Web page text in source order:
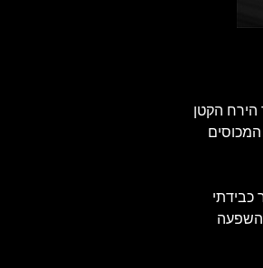
של רק 396 ק"מ, מימס מחזיקה בתואר הירח הקטן
ועם זאת, לירח יש קשר כבידתי